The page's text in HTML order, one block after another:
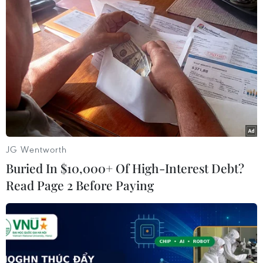
#tin tức thời sự
#tin tức hot
#tin tức an ninh
#tin tức hot
#an ninh #an ninh nghệ an
#thời sự
#thời sự hôm nay
#bản tin thời sự Đức
Theo dõi VietnamPlus
TIN LIÊN QUAN
JG Wentworth
Buried In $10,000+ Of High-Interest Debt?
Read Page 2 Before Paying